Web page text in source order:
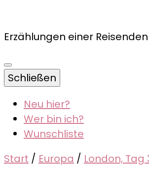
Erzählungen einer Reisenden
Schließen
Neu hier?
Wer bin ich?
Wunschliste
Start / Europa / London,